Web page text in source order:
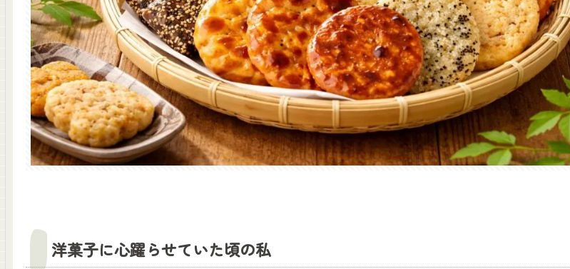
洋菓子に心躍らせていた頃の私